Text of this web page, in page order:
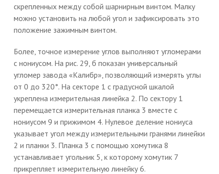
скрепленных между собой шарнирным винтом. Малку
можно установить на любой угол и зафиксировать это
положение зажимным винтом.
Более, точное измерение углов выполняют угломерами
с нониусом. На рис. 29, б показан универсальный
угломер завода «Калибр», позволяющий измерять углы
от 0 до 320°. На секторе 1 с градусной шкалой
укреплена измерительная линейка 2. По сектору 1
перемещается измерительная планка 3 вместе с
нониусом 9 и прижимом 4. Нулевое деление нониуса
указывает угол между измерительными гранями линейки
2 и планки 3. Планка 3 с помощью хомутика 8
устанавливает угольник 5, к которому хомутик 7
прикрепляет измерительную линейку 6.